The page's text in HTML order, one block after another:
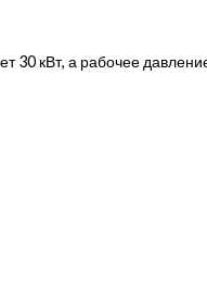
кВт, а рабочее